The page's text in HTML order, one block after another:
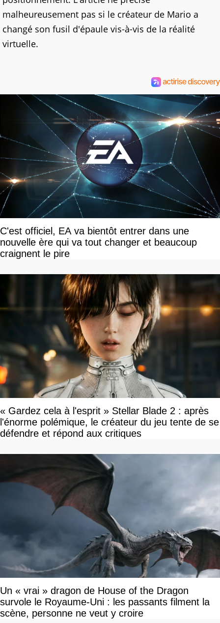
malheureusement pas si le créateur de Mario a
changé son fusil d'épaule vis-à-vis de la réalité
virtuelle.
C'est officiel, EA va bientôt entrer dans une
nouvelle ère qui va tout changer et beaucoup
craignent le pire
« Gardez cela à l'esprit » Stellar Blade 2 : après
l'énorme polémique, le créateur du jeu tente de se
défendre et répond aux critiques
Un « vrai » dragon de House of the Dragon
survole le Royaume-Uni : les passants filment la
scène, personne ne veut y croire